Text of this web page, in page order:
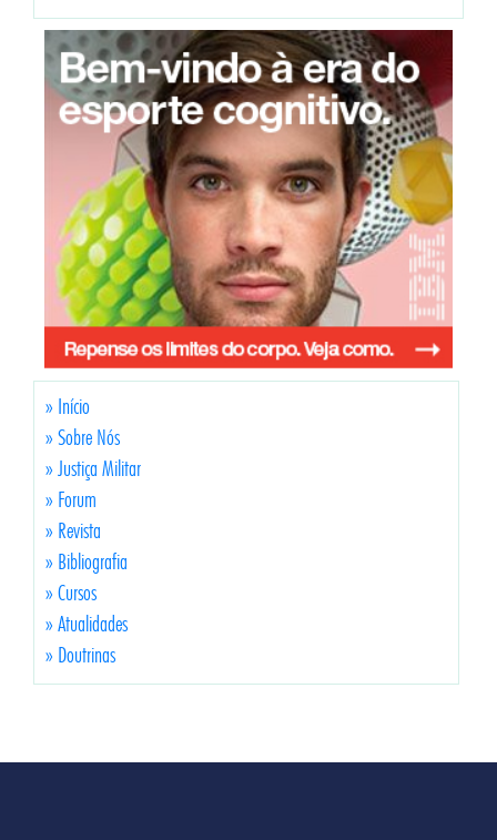
» Início
» Sobre Nós
» Justiça Militar
» Forum
» Revista
» Bibliografia
» Cursos
» Atualidades
» Doutrinas